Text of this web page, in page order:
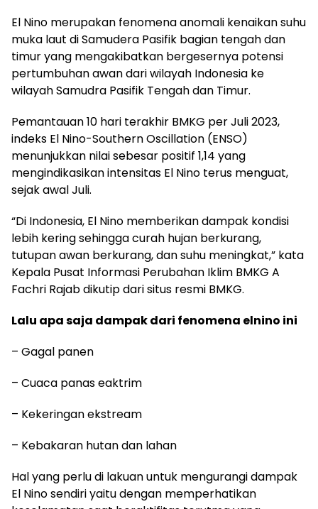
El Nino merupakan fenomena anomali kenaikan suhu
muka laut di Samudera Pasifik bagian tengah dan
timur yang mengakibatkan bergesernya potensi
pertumbuhan awan dari wilayah Indonesia ke
wilayah Samudra Pasifik Tengah dan Timur.
Pemantauan 10 hari terakhir BMKG per Juli 2023,
indeks El Nino-Southern Oscillation (ENSO)
menunjukkan nilai sebesar positif 1,14 yang
mengindikasikan intensitas El Nino terus menguat,
sejak awal Juli.
“Di Indonesia, El Nino memberikan dampak kondisi
lebih kering sehingga curah hujan berkurang,
tutupan awan berkurang, dan suhu meningkat,” kata
Kepala Pusat Informasi Perubahan Iklim BMKG A
Fachri Rajab dikutip dari situs resmi BMKG.
Lalu apa saja dampak dari fenomena elnino ini
– Gagal panen
– Cuaca panas eaktrim
– Kekeringan ekstream
– Kebakaran hutan dan lahan
Hal yang perlu di lakuan untuk mengurangi dampak
El Nino sendiri yaitu dengan memperhatikan